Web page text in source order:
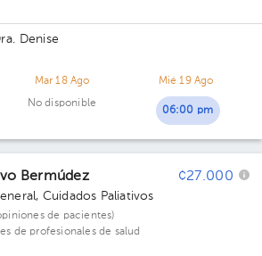
Denise
Mar 18 Ago
No disponible
Mié 19 Ago
06:00 pm
Bermúdez ¢27.000
, Cuidados Paliativos
de pacientes)
de profesionales de salud